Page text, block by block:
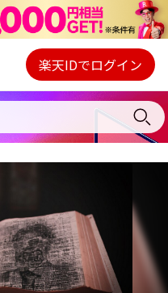
Webプレイヤー
ご契約内容の確認・変更
楽天IDでログイン